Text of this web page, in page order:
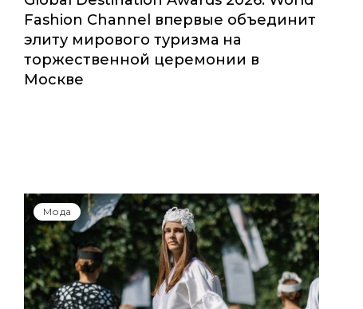
Fashion Channel впервые объединит
элиту мирового туризма на
торжественной церемонии в
Москве
Мода